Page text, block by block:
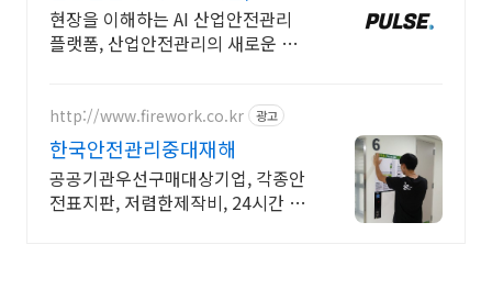
현장을 이해하는 AI 산업안전관리
플랫폼, 산업안전관리의 새로운 기
http://www.firework.co.kr 광고
한국안전관리중대재해
공공기관우선구매대상기업, 각종안
전표지판, 저렴한제작비, 24시간 상